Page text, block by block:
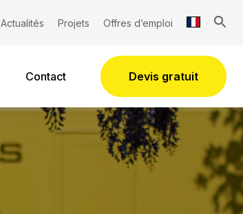
Actualités Projets Offres d’emploi
Contact Devis gratuit